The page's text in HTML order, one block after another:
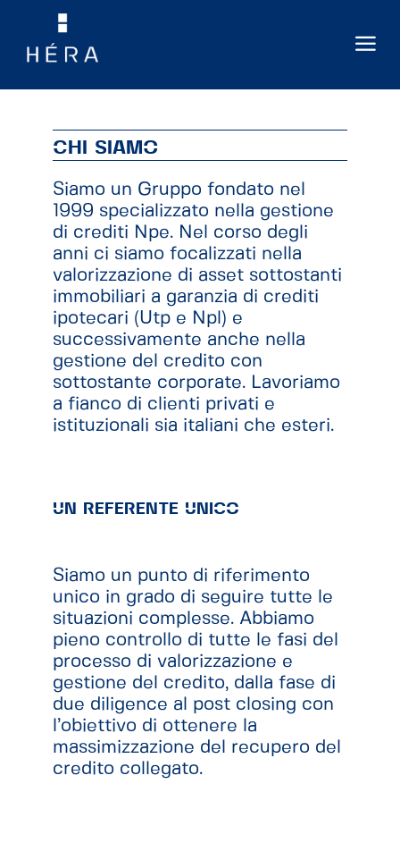
CHI SIAMO
Siamo un Gruppo fondato nel
1999 specializzato nella gestione
di crediti Npe. Nel corso degli
anni ci siamo focalizzati nella
valorizzazione di asset sottostanti
immobiliari a garanzia di crediti
ipotecari (Utp e Npl) e
successivamente anche nella
gestione del credito con
sottostante corporate. Lavoriamo
a fianco di clienti privati e
istituzionali sia italiani che esteri.
UN REFERENTE UNICO
Siamo un punto di riferimento
unico in grado di seguire tutte le
situazioni complesse. Abbiamo
pieno controllo di tutte le fasi del
processo di valorizzazione e
gestione del credito, dalla fase di
due diligence al post closing con
l’obiettivo di ottenere la
massimizzazione del recupero del
credito collegato.